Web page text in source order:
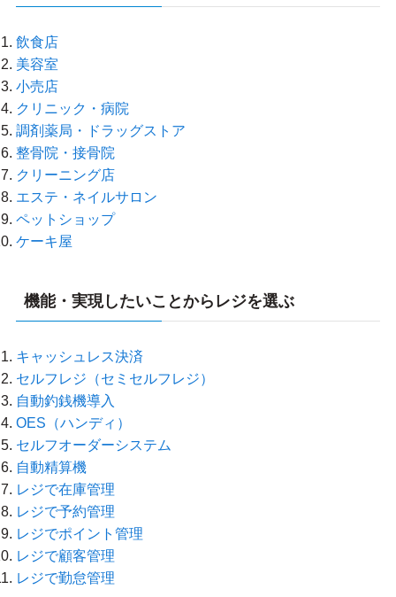
飲食店
美容室
小売店
クリニック・病院
調剤薬局・ドラッグストア
整骨院・接骨院
クリーニング店
エステ・ネイルサロン
ペットショップ
ケーキ屋
機能・実現したいことからレジを選ぶ
キャッシュレス決済
セルフレジ（セミセルフレジ）
自動釣銭機導入
OES（ハンディ）
セルフオーダーシステム
自動精算機
レジで在庫管理
レジで予約管理
レジでポイント管理
レジで顧客管理
レジで勤怠管理